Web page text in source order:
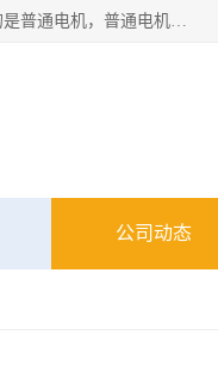
苏州布斯威机械设备有限公司主要经营：伺服油压机也是一款液压机；简单来说，传统的油压机，选用的是普通电机，普通电机容易发热，容易烧坏。伺服油压机采用先进的伺服电机，一般选用汇川 、日本大金、台达等品牌。伺服电机配套伺服泵还有伺服驱动器等部件，这样机器的电机过热，能耗的控制、机器工作的噪音都得到了完美的解决。
公司动态